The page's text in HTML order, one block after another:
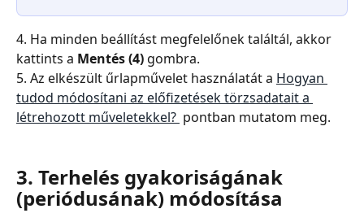
4. Ha minden beállítást megfelelőnek találtál, akkor
kattints a Mentés (4) gombra.
5. Az elkészült űrlapművelet használatát a Hogyan
tudod módosítani az előfizetések törzsadatait a
létrehozott műveletekkel? pontban mutatom meg.
3. Terhelés gyakoriságának
(periódusának) módosítása